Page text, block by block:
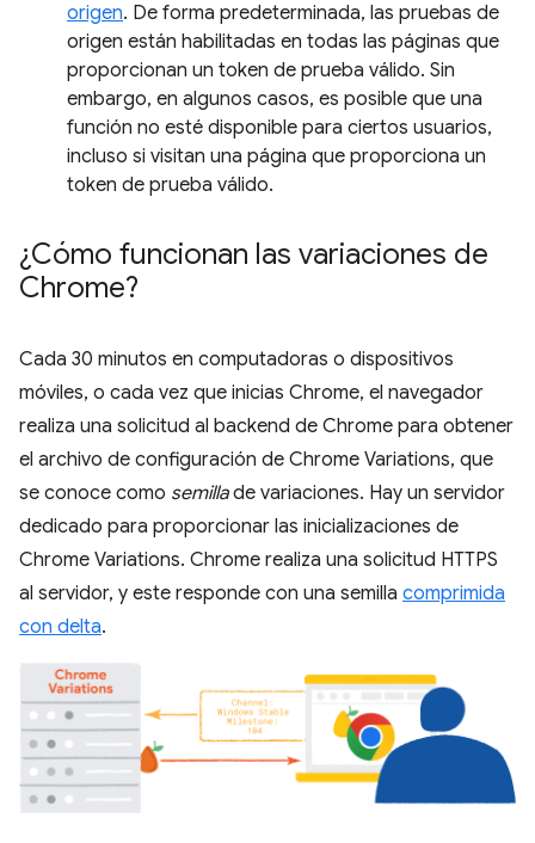
origen. De forma predeterminada, las pruebas de
origen están habilitadas en todas las páginas que
proporcionan un token de prueba válido. Sin
embargo, en algunos casos, es posible que una
función no esté disponible para ciertos usuarios,
incluso si visitan una página que proporciona un
token de prueba válido.
¿Cómo funcionan las variaciones de
Chrome?
Cada 30 minutos en computadoras o dispositivos
móviles, o cada vez que inicias Chrome, el navegador
realiza una solicitud al backend de Chrome para obtener
el archivo de configuración de Chrome Variations, que
se conoce como semillade variaciones. Hay un servidor
dedicado para proporcionar las inicializaciones de
Chrome Variations. Chrome realiza una solicitud HTTPS
al servidor, y este responde con una semilla comprimida
con delta.